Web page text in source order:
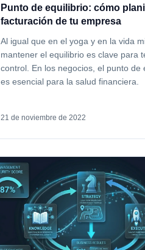
Punto de equilibrio: cómo
facturación de tu empresa
Al igual que en el yoga y en la vida
mantener el equilibrio es clave para
control. En los negocios, el punto de
es esencial para la salud financiera.
21 de noviembre de 2022